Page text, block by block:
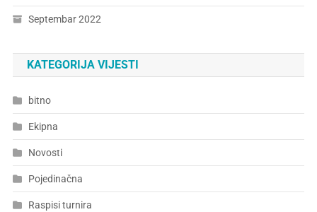
Septembar 2022
KATEGORIJA VIJESTI
bitno
Ekipna
Novosti
Pojedinačna
Raspisi turnira